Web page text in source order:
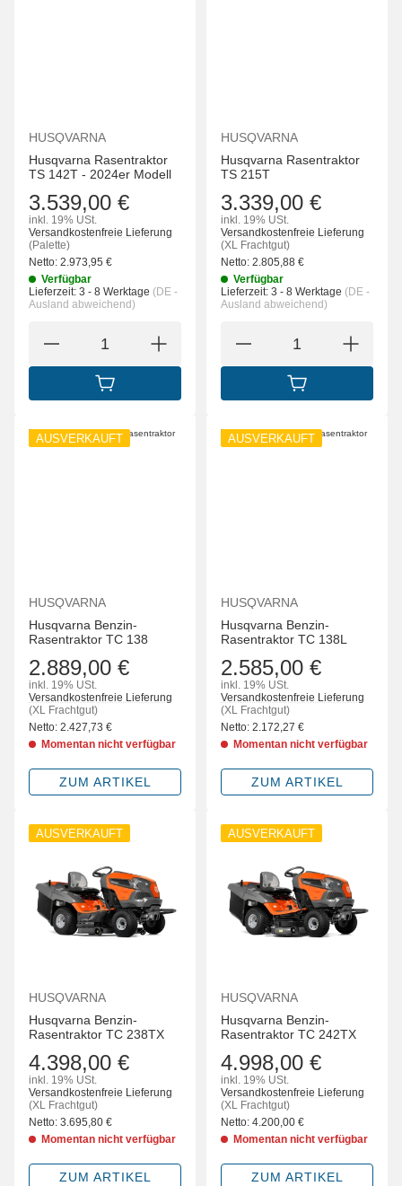
HUSQVARNA
Husqvarna Rasentraktor
TS 142T - 2024er Modell
3.539,00 €
inkl. 19% USt.
Versandkostenfreie Lieferung
(Palette)
Netto: 2.973,95 €
Verfügbar
Lieferzeit: 3 - 8 Werktage (DE -
Ausland abweichend)
IN DEN WARENKORB
HUSQVARNA
Husqvarna Rasentraktor
TS 215T
3.339,00 €
inkl. 19% USt.
Versandkostenfreie Lieferung
(XL Frachtgut)
Netto: 2.805,88 €
Verfügbar
Lieferzeit: 3 - 8 Werktage (DE -
Ausland abweichend)
IN DEN
AUSVERKAUFT
HUSQVARNA
Husqvarna Benzin-
Rasentraktor TC 138
2.889,00 €
inkl. 19% USt.
Versandkostenfreie Lieferung
(XL Frachtgut)
Netto: 2.427,73 €
Momentan nicht verfügbar
ZUM ARTIKEL
AUSVERKAUFT
HUSQVARNA
Husqvarna Benzin-
Rasentraktor TC 138L
2.585,00 €
inkl. 19% USt.
Versandkostenfreie Lieferung
(XL Frachtgut)
Netto: 2.172,27 €
Momentan nicht verfügbar
ZUM ARTIKEL
AUSVERKAUFT
HUSQVARNA
Husqvarna Benzin-
Rasentraktor TC 238TX
4.398,00 €
inkl. 19% USt.
Versandkostenfreie Lieferung
(XL Frachtgut)
Netto: 3.695,80 €
Momentan nicht verfügbar
ZUM ARTIKEL
AUSVERKAUFT
HUSQVARNA
Husqvarna Benzin-
Rasentraktor TC 242TX
4.998,00 €
inkl. 19% USt.
Versandkostenfreie Lieferung
(XL Frachtgut)
Netto: 4.200,00 €
Momentan nicht verfügbar
ZUM ARTIKEL